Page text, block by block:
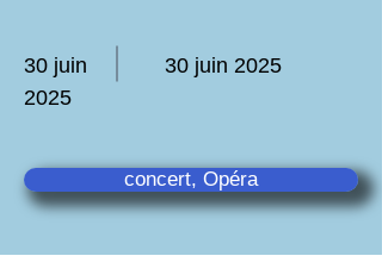
30 juin
2025
30 juin 2025
concert, Opéra